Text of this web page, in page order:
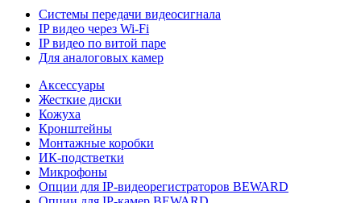
Системы передачи видеосигнала
IP видео через Wi-Fi
IP видео по витой паре
Для аналоговых камер
Аксессуары
Жесткие диски
Кожуха
Кронштейны
Монтажные коробки
ИК-подстветки
Микрофоны
Опции для IP-видеорегистраторов BEWARD